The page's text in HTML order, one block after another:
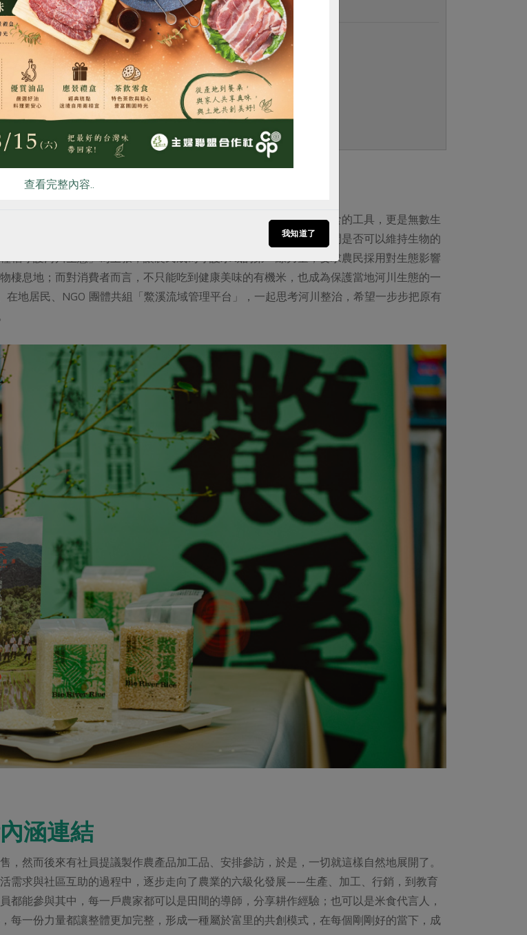
讓藝文走入日常，促進居民共好與文化交流。
橋梁，透過參訪與合作，締結跨國情誼。
音樂、策展與實作，邀請青年返鄉參與，培養對土地的情感與責任。
地與生物的共生
被視為一項重要指標，但真正的永續不止於此。土地不只是生產糧食的工具，更是無數生
執行長達十年的「稻田監測計畫」，定期捕撈田間生物，以調查田間是否可以維持生物的
稻守護河川生態」為主張，讓農民成為守護水域的第一線力量，要求農民採用對生態影響
棲息地；而對消費者而言，不只能吃到健康美味的有機米，也成為保護當地河川生態的一
在地居民、NGO 團體共組「鱉溪流域管理平台」，一起思考河川整治，希望一步步把原有
涵連結
，然而後來有社員提議製作農產品加工品、安排參訪，於是，一切就這樣自然地展開了。
需求與社區互助的過程中，逐步走向了農業的六級化發展——生產、加工、行銷，到教育
都能參與其中，每一戶農家都可以是田間的導師，分享耕作經驗；也可以是米食代言人，
每一份力量都讓整體更加完整，形成一種屬於富里的共創模式，在每個剛剛好的當下，成
譜 減硝酸鹽 雞蛋 食安 共同購買
查看完整內容..
我知道了